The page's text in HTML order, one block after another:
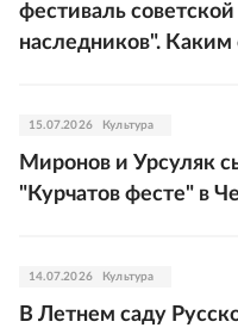
фестиваль
наследников". Каким
15.07.2026 Культура
Миронов и Урсуляк
"Курчатов фесте" в
14.07.2026 Культура
В Летнем саду